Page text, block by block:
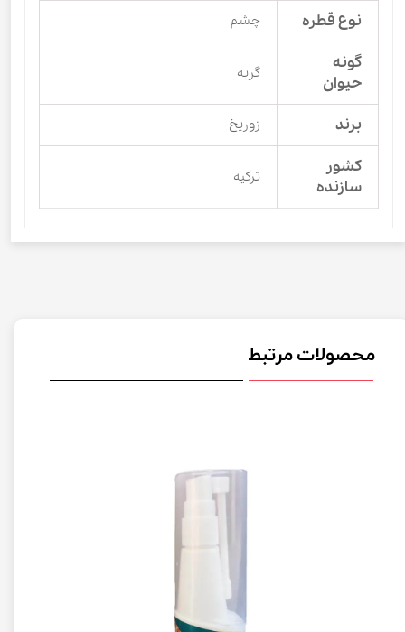
نوع قطره چشم
گونه
حیوان
گربه
برند زوریخ
کشور
سازنده
ترکیه
محصولات مرتبط